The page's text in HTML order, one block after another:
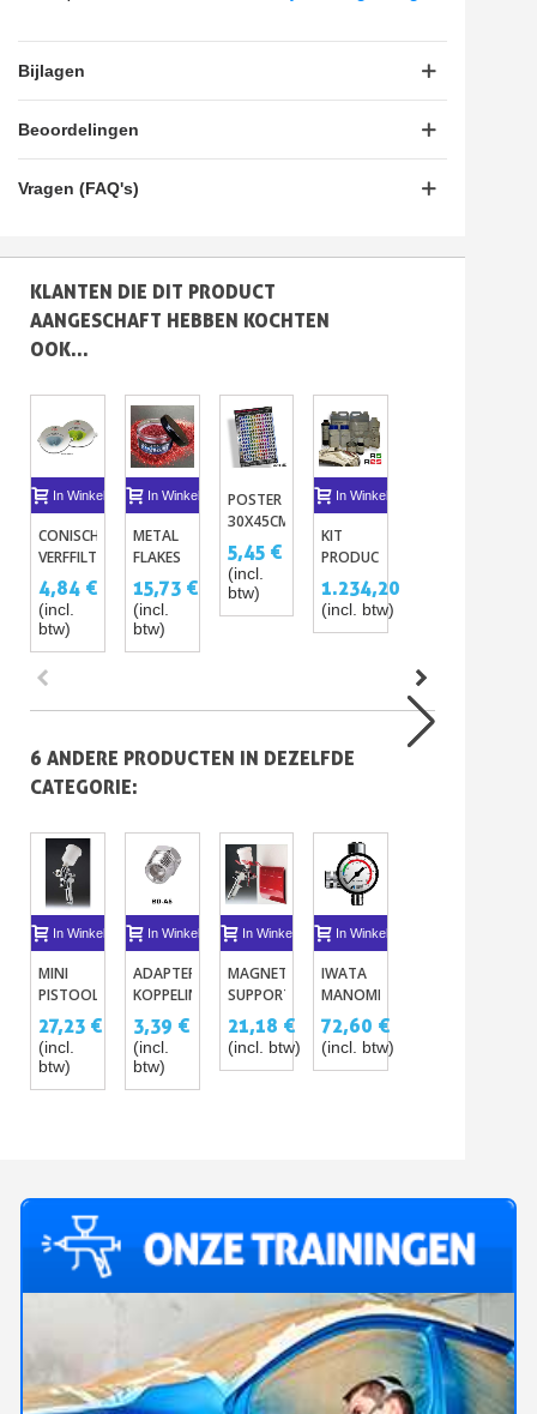
Bijlagen
Beoordelingen
Vragen (FAQ's)
KLANTEN DIE DIT PRODUCT
AANGESCHAFT HEBBEN KOCHTEN
OOK...
In Winkelwagen
CONISCHE
VERFFILTERS
X10
4,84 €
(incl.
btw)
In Winkelwagen
METAL
FLAKES
IN
GECONCENTREERDE
PIGMENTPASTA
15,73 €
(incl.
btw)
POSTER
30X45CM
TABEL
MET DE
CANDY
VERVEN
5,45 €
(incl.
btw)
In Winkelwagen
KIT
PRODUCTEN
VOOR
CHROMEREN
1.234,20 €
(incl. btw)
6 ANDERE PRODUCTEN IN DEZELFDE
CATEGORIE:
In Winkelwagen
MINI
PISTOOL
HVLP
0.8MM
CHROOM
27,23 €
(incl.
btw)
In Winkelwagen
ADAPTER
KOPPELING
VOOR
SCHROEFDRAAD
VAN
1/4”
3,39 €
(incl.
btw)
In Winkelwagen
MAGNETISCH
SUPPORT
VOOR
KOETSWERKPISTOOL
21,18 €
(incl. btw)
In Winkelwagen
IWATA
MANOMETER
-IMPACT
CONTROLLER
2
72,60 €
(incl. btw)